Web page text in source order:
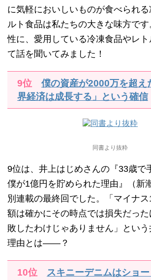
に気軽においしいものが食べられる
ルト食品は私たちの大きな味方で
性に、愛用している冷凍食品やレ
て話を聞いてみました！
9位 僕の資産が2000万を超
界経済は成長する」という確信
同書より抜粋
9位は、井上はじめさんの『33歳で
僕が1億円を貯められた理由』（新
別連載の最終回でした。「マイナ
額は確かにその時点では損失だっ
敗したわけじゃありません」とい
理由とは——？
10位 スキニーデニムはショ